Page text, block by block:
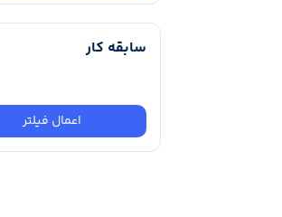
سابقه کار
اعمال فیلتر